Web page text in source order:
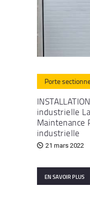
Porte
industrielle
Maintenance
industrielle
21 mars 2022
EN SAVOIR PLUS